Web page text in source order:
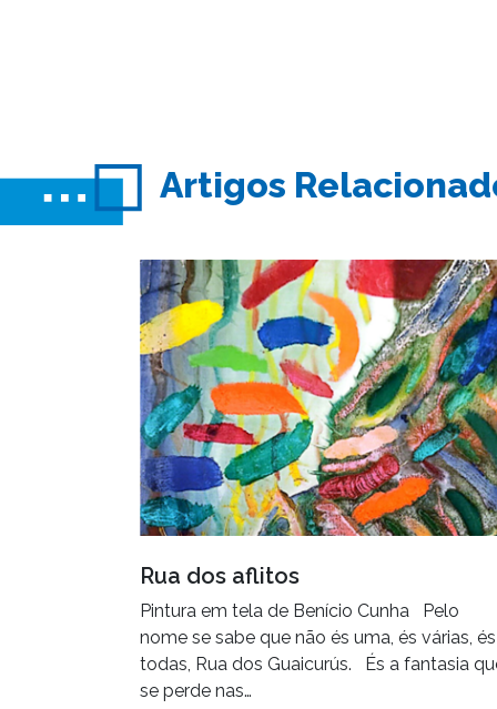
Artigos
Rua dos aflitos
Pintura em tela de Benício Cunha Pelo
nome se sabe que não és uma, és várias, és
todas, Rua dos Guaicurús. És a fantasia
se perde nas…